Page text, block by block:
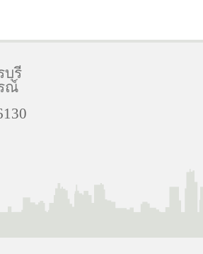
บุรี
ณ์